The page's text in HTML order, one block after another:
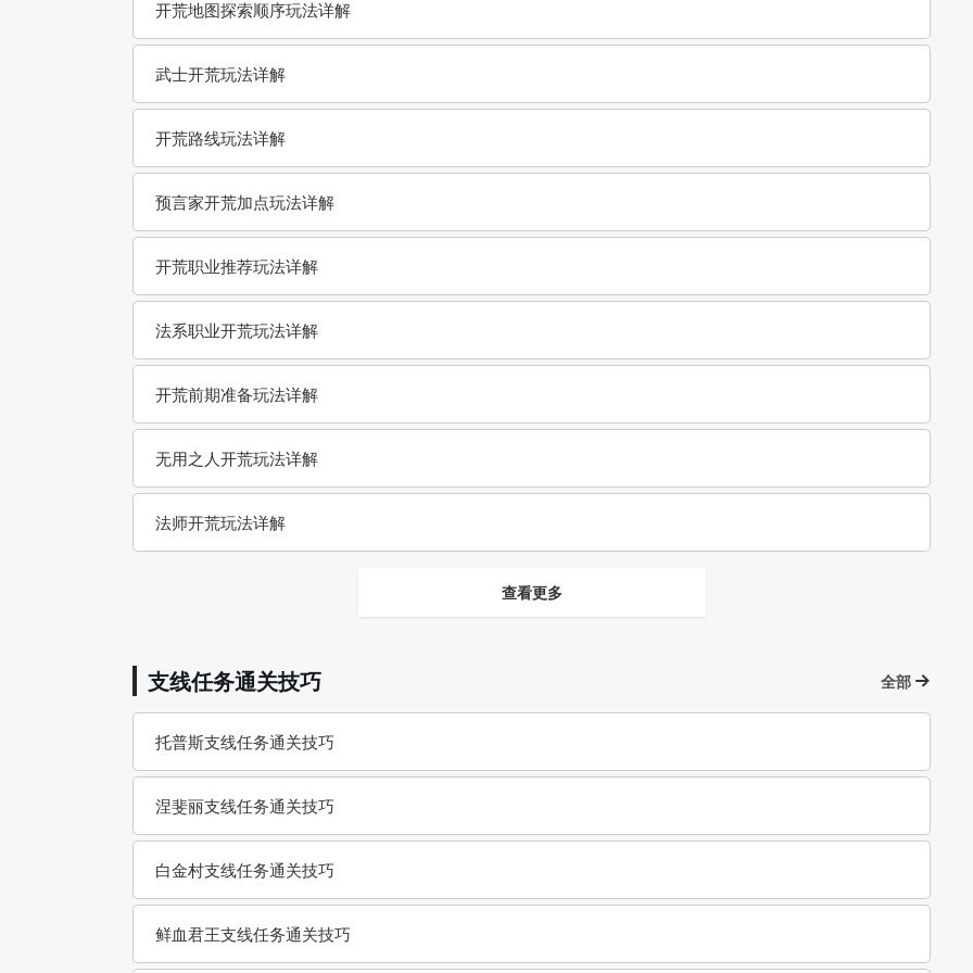
开荒地图探索顺序玩法详解
武士开荒玩法详解
开荒路线玩法详解
预言家开荒加点玩法详解
开荒职业推荐玩法详解
法系职业开荒玩法详解
开荒前期准备玩法详解
无用之人开荒玩法详解
法师开荒玩法详解
查看更多
支线任务通关技巧 全部
托普斯支线任务通关技巧
涅斐丽支线任务通关技巧
白金村支线任务通关技巧
鲜血君王支线任务通关技巧